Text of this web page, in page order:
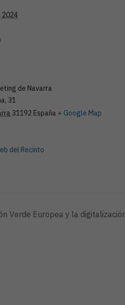
2024
de Navarra
31
31192 España + Google Map
del Recinto
Verde Europea y la